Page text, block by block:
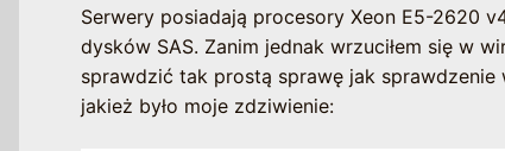
Serwery posiadają procesory Xeon E5-2620
dysków SAS. Zanim jednak wrzuciłem się w
sprawdzić tak prostą sprawę jak
jakież było moje zdziwienie: